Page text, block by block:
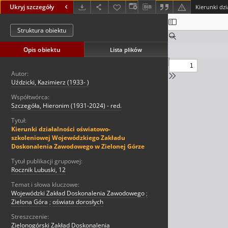
Ukryj szczegóły
Struktura obiektu
Opis obiektu Lista plików
Autor:
Uździcki, Kazimierz (1933- )
Współtwórca:
Szczegóła, Hieronim (1931-2024) - red.
Tytuł:
Kierunki działalności oświatowo-
szkoleniowej Wojewódzkiego Zakładu
Doskonalenia Zawodowego w Zielonej Górze
Tytuł publikacji grupowej:
Rocznik Lubuski, 12
Temat i słowa kluczowe:
Wojewódzki Zakład Doskonalenia Zawodowego ;
Zielona Góra ; oświata dorosłych
Streszczenie:
Zielonogórski Zakład Doskonalenia